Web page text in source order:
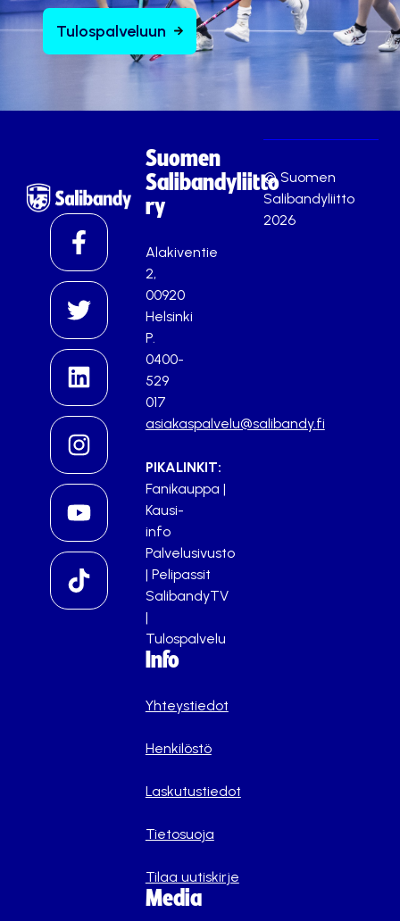
Tulospalveluun
Suomen
Salibandyliitto
ry
Alakiventie
2,
00920
Helsinki
P.
0400-
529
017
asiakaspalvelu@salibandy.fi
PIKALINKIT:
Fanikauppa |
Kausi-
info
Palvelusivusto
| Pelipassit
SalibandyTV
|
Tulospalvelu
Info
Yhteystiedot
Henkilöstö
Laskutustiedot
Tietosuoja
Tilaa uutiskirje
Media
© Suomen
Salibandyliitto
2026